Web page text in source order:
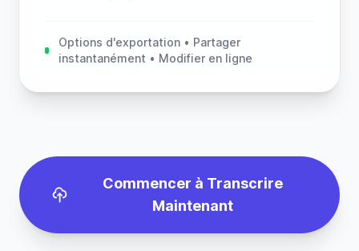
Options d'exportation • Partager
instantanément • Modifier en ligne
Commencer à Transcrire
Maintenant